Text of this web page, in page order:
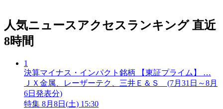
人気ニュースアクセスランキング 直近
8時間
1
決算マイナス・インパクト銘柄 【東証プライム】 …
ＪＸ金属、レーザーテク、三井Ｅ＆Ｓ (7月31日～8月
6日発表分)
特集 8月8日(土) 15:30